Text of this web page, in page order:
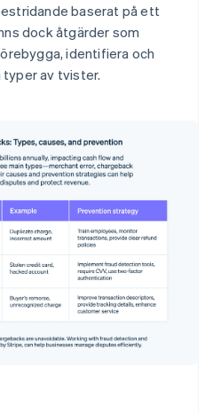
baserat på ett
dock åtgärder som
identifiera och
av tvister.